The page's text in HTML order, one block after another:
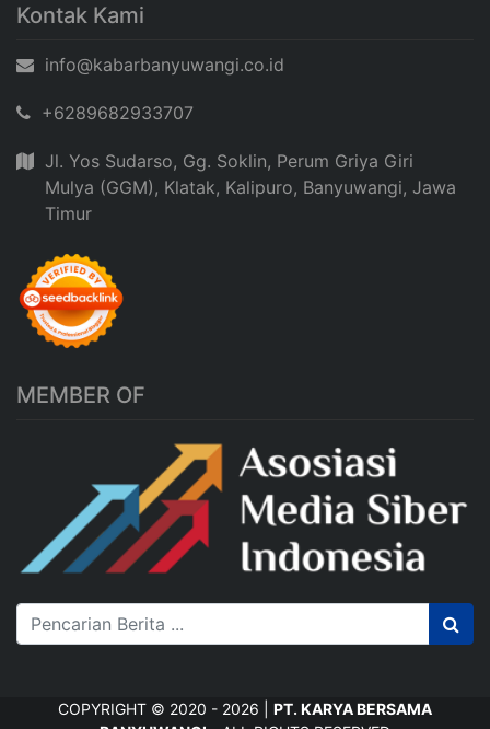
Kontak Kami
info@kabarbanyuwangi.co.id
+6289682933707
Jl. Yos Sudarso, Gg. Soklin, Perum Griya Giri
Mulya (GGM), Klatak, Kalipuro, Banyuwangi, Jawa
Timur
MEMBER OF
COPYRIGHT © 2020 - 2026 | PT. KARYA BERSAMA